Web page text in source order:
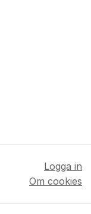
Logga in
Om cookies